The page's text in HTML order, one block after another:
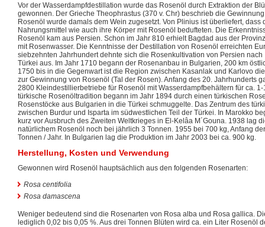
Vor der Wasserdampfdestillation wurde das Rosenöl durch Extraktion der
gewonnen. Der Grieche Theophrastus (370 v. Chr) beschrieb die
Rosenöl wurde damals dem Wein zugesetzt. Von Plinius ist überliefert, dass
Nahrungsmittel wie auch ihre Körper mit Rosenöl bedufteten. Die
Rosenöl kam aus Persien. Schon im Jahr 810 erhielt Bagdad aus der
mit Rosenwasser. Die Kenntnisse der Destillation von Rosenöl erreichten
siebzehnten Jahrhundert dehnte sich die Rosenkultivation von Persien
Türkei aus. Im Jahr 1710 begann der Rosenanbau in Bulgarien, 200 km
1750 bis in die Gegenwart ist die Region zwischen Kasanlak und Karlovo
zur Gewinnung von Rosenöl (Tal der Rosen). Anfang des 20. Jahrhunderts
2800 Kleindestillierbetriebe für Rosenöl mit Wasserdampfbehältern für ca.
türkische Rosenöltradition begann im Jahr 1894 durch einen türkischen
Rosenstöcke aus Bulgarien in die Türkei schmuggelte. Das Zentrum des
zwischen Burdur und Isparta im südwestlichen Teil der Türkei. In Marokko
kurz vor Ausbruch des Zweiten Weltkrieges in El-Kelâa M´Gouna. 1938 lag
natürlichem Rosenöl noch bei jährlich 3 Tonnen. 1955 bei 700 kg, Anfang
Tonnen / Jahr. In Bulgarien lag die Produktion im Jahr 2003 bei ca. 900 kg.
Herstellung, Kosten und Verwendung
Gewonnen wird Rosenöl hauptsächlich aus den folgenden Rosenarten:
Rosa centifolia
Rosa damascena
Weniger bedeutend sind die Rosenarten von Rosa alba und Rosa gallica.
lediglich 0,02 bis 0,05 %. Aus drei Tonnen Blüten wird ca. ein Liter Rosenöl